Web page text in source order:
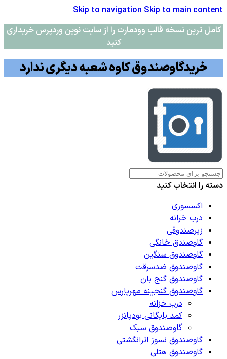
Skip to navigationSkip to main content
کامل ترین نسخه قالب وودمارت را از سایت نوین وردپرس خریداری
کنید
خریدگاوصندوق کاوه شعبه دیگری ندارد
دسته را انتخاب کنید
اکسسوری
درب خرانه
زیرصندوقی
گاوصندق خانگی
گاوصندوق سنگین
گاوصندوق ضدسرقت
گاوصندوق گنج بان
گاوصندوق گنجینه مهرپارس
درب خزانه
کمد بایگانی بودپانزر
گاوصندوق سبک
گاوصندوق نسوز اثرانگشتی
گاوصندوق هتلی